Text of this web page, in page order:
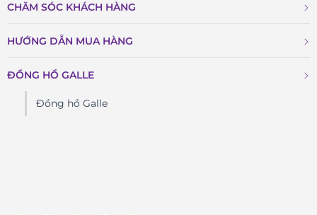
CHĂM SÓC KHÁCH HÀNG
HƯỚNG DẪN MUA HÀNG
ĐỒNG HỒ GALLE
Đồng hồ Galle